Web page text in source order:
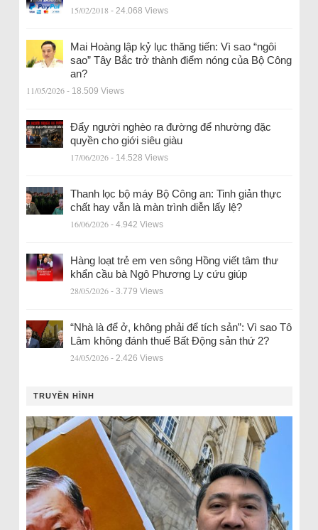
15/02/2018 - 24.068 Views
Mai Hoàng lập kỷ lục thăng tiến: Vì sao “ngôi
sao” Tây Bắc trở thành điểm nóng của Bộ Công
an?
11/05/2026 - 18.509 Views
Đẩy người nghèo ra đường để nhường đặc
quyền cho giới siêu giàu
17/06/2026 - 14.528 Views
Thanh lọc bộ máy Bộ Công an: Tinh giản thực
chất hay vẫn là màn trình diễn lấy lệ?
16/06/2026 - 4.942 Views
Hàng loạt trẻ em ven sông Hồng viết tâm thư
khẩn cầu bà Ngô Phương Ly cứu giúp
28/05/2026 - 3.779 Views
“Nhà là để ở, không phải để tích sản”: Vì sao Tô
Lâm không đánh thuế Bất Động sản thứ 2?
24/05/2026 - 2.426 Views
TRUYỀN HÌNH